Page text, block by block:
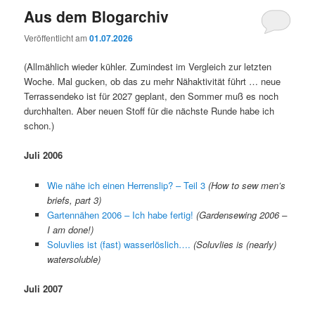
Aus dem Blogarchiv
Veröffentlicht am01.07.2026
(Allmählich wieder kühler. Zumindest im Vergleich zur letzten
Woche. Mal gucken, ob das zu mehr Nähaktivität führt … neue
Terrassendeko ist für 2027 geplant, den Sommer muß es noch
durchhalten. Aber neuen Stoff für die nächste Runde habe ich
schon.)
Juli 2006
Wie nähe ich einen Herrenslip? – Teil 3 (How to sew men’s
briefs, part 3)
Gartennähen 2006 – Ich habe fertig! (Gardensewing 2006 –
I am done!)
Soluvlies ist (fast) wasserlöslich…. (Soluvlies is (nearly)
watersoluble)
Juli 2007